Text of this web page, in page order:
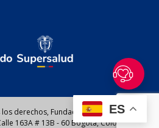
derechos, Fundación Cardioinfantil
163A # 13B - 60 Bogotá, Colombia
ES